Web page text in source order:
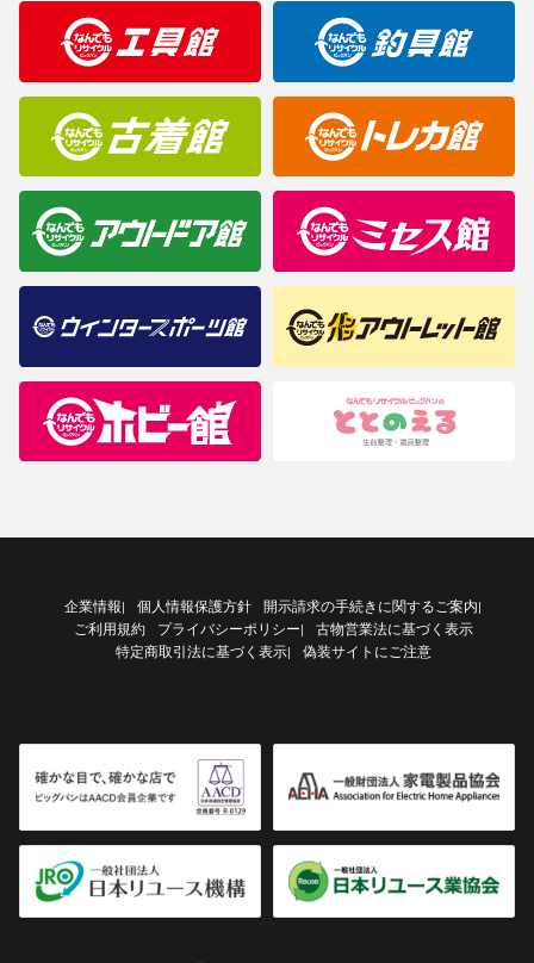
明なことがありましたらご購入前にお問い合わせください。
商品について
企業情報| 個人情報保護方針 開示請求の手続きに関するご案内|
ご利用規約 プライバシーポリシー|
古物営業法に基づく表示
特定商取引法に基づく表示| 偽装サイトにご注意